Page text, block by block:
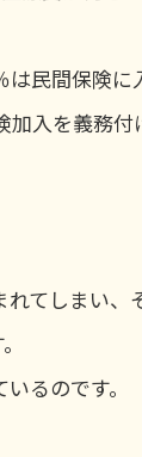
民間保険に
入を義務
てしまい
るのです。